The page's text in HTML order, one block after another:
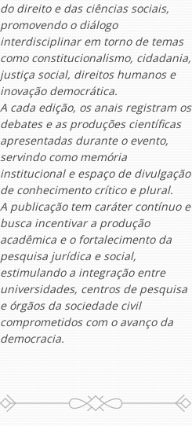
do direito e das ciências sociais,
promovendo o diálogo
interdisciplinar em torno de temas
como constitucionalismo, cidadania,
justiça social, direitos humanos e
inovação democrática.
A cada edição, os anais registram os
debates e as produções científicas
apresentadas durante o evento,
servindo como memória
institucional e espaço de divulgação
de conhecimento crítico e plural.
A publicação tem caráter contínuo e
busca incentivar a produção
acadêmica e o fortalecimento da
pesquisa jurídica e social,
estimulando a integração entre
universidades, centros de pesquisa
e órgãos da sociedade civil
comprometidos com o avanço da
democracia.